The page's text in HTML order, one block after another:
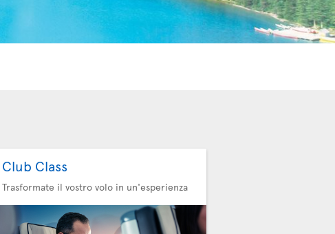
Club Class
Trasformate il vostro volo in un'esperienza